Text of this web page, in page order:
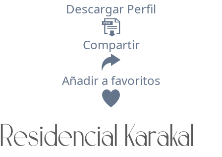
Descargar Perfil
Compartir
Añadir a favoritos
Residencial Karakal